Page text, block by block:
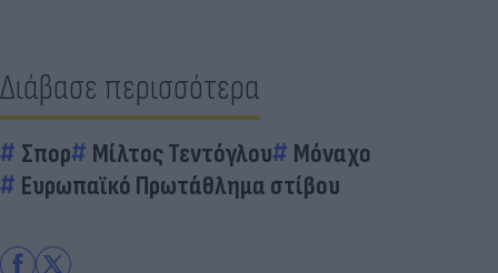
Διάβασε περισσότερα
Σπορ Μίλτος Τεντόγλου
Μόναχο
Ευρωπαϊκό Πρωτάθλημα στίβου